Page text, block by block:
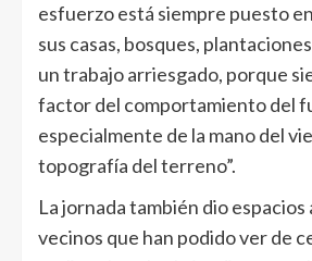
esfuerzo está siempre puesto
sus casas, bosques,
un trabajo arriesgado, porque
factor del comportamiento del
especialmente de la mano del
topografía del terreno”.
La jornada también dio
vecinos que han podido ver de